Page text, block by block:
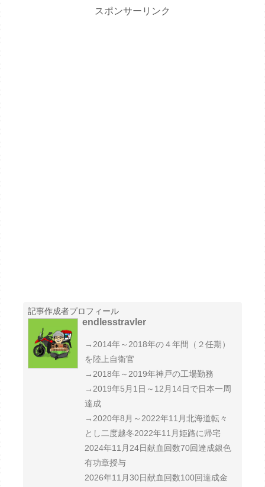
スポンサーリンク
記事作成者プロフィール
endlesstravler
→2014年～2018年の４年間（２任期）
を陸上自衛官
→2018年～2019年神戸の工場勤務
→2019年5月1日～12月14日で日本一周
達成
→2020年8月～2022年11月北海道転々
とし二度越冬2022年11月姫路に帰宅
2024年11月24日献血回数70回達成銀色
有功章授与
2026年11月30日献血回数100回達成金